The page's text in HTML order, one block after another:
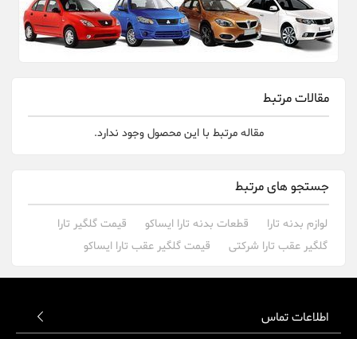
مقالات مرتبط
مقاله مرتبط با این محصول وجود ندارد.
جستجو های مرتبط
لوازم بدنه تارا قطعات بدنه تارا ایساکو
قیمت گلگیر تارا
گلگیر عقب تارا شرکتی
قیمت گلگیر عقب تارا ایساکو
اطلاعات تماس